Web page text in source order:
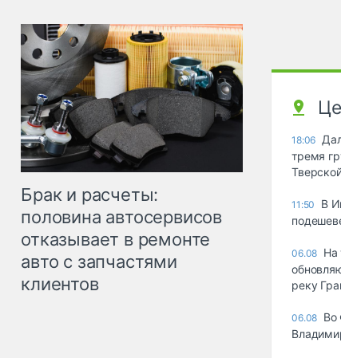
Брак и расчеты:
половина автосервисов
отказывает в ремонте
авто с запчастями
клиентов
18:06
тремя
11:50
В
06.08 На
реку
06.08 Во